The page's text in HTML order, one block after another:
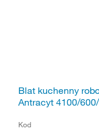
Blat kuchenny
Antracyt 4100/
Kod